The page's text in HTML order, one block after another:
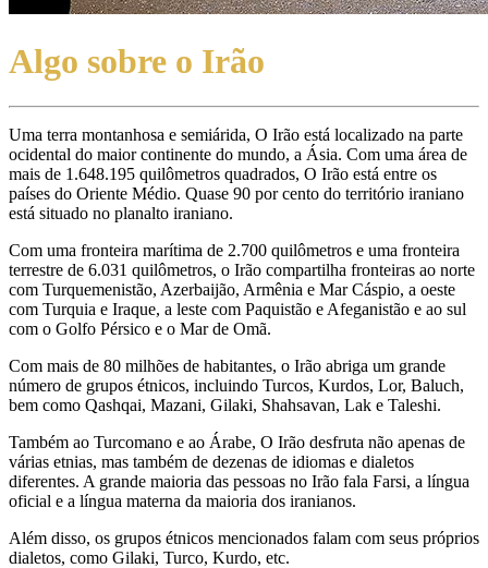
Algo sobre o Irão
Uma terra montanhosa e semiárida, O Irão está localizado na parte
ocidental do maior continente do mundo, a Ásia. Com uma área de
mais de 1.648.195 quilômetros quadrados, O Irão está entre os
países do Oriente Médio. Quase 90 por cento do território iraniano
está situado no planalto iraniano.
Com uma fronteira marítima de 2.700 quilômetros e uma fronteira
terrestre de 6.031 quilômetros, o Irão compartilha fronteiras ao norte
com Turquemenistão, Azerbaijão, Armênia e Mar Cáspio, a oeste
com Turquia e Iraque, a leste com Paquistão e Afeganistão e ao sul
com o Golfo Pérsico e o Mar de Omã.
Com mais de 80 milhões de habitantes, o Irão abriga um grande
número de grupos étnicos, incluindo Turcos, Kurdos, Lor, Baluch,
bem como Qashqai, Mazani, Gilaki, Shahsavan, Lak e Taleshi.
Também ao Turcomano e ao Árabe, O Irão desfruta não apenas de
várias etnias, mas também de dezenas de idiomas e dialetos
diferentes. A grande maioria das pessoas no Irão fala Farsi, a língua
oficial e a língua materna da maioria dos iranianos.
Além disso, os grupos étnicos mencionados falam com seus próprios
dialetos, como Gilaki, Turco, Kurdo, etc.